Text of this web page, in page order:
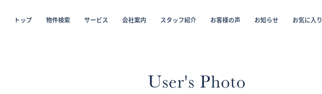
トップ 物件検索 サービス 会社案内 スタッフ紹介 お客様の声 お知らせ お気に入り
スタッフ紹介（「住まい」のコンサルタント）
User's Photo